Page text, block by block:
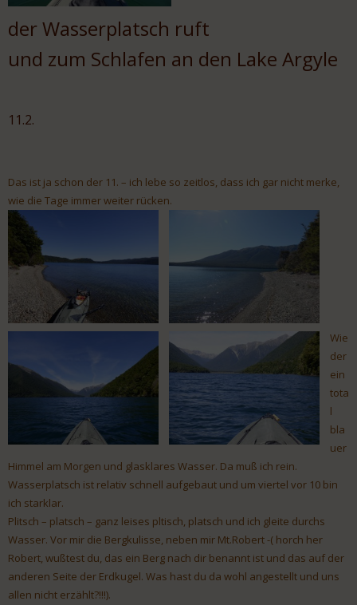
der Wasserplatsch ruft
und zum Schlafen an den Lake Argyle
11.2.
Das ist ja schon der 11. – ich lebe so zeitlos, dass ich gar nicht merke,
wie die Tage immer weiter rücken.
Wie
der
ein
tota
l
bla
uer
Himmel am Morgen und glasklares Wasser. Da muß ich rein.
Wasserplatsch ist relativ schnell aufgebaut und um viertel vor 10 bin
ich starklar.
Plitsch – platsch – ganz leises pltisch, platsch und ich gleite durchs
Wasser. Vor mir die Bergkulisse, neben mir Mt.Robert -( horch her
Robert, wußtest du, das ein Berg nach dir benannt ist und das auf der
anderen Seite der Erdkugel. Was hast du da wohl angestellt und uns
allen nicht erzählt?!!!).